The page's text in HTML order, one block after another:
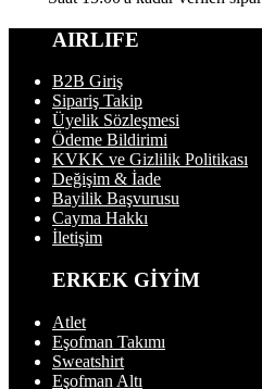
AIRLIFE
B2B Giriş
Sipariş Takip
Üyelik Sözleşmesi
Ödeme Bildirimi
KVKK ve Gizlilik Politikası
Değişim & İade
Bayilik Başvurusu
Cayma Hakkı
İletişim
ERKEK GİYİM
Atlet
Eşofman Takımı
Sweatshirt
Eşofman Altı